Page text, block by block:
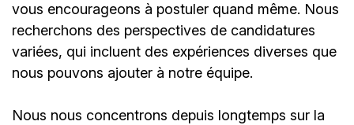
vous encourageons à postuler quand même. Nous
recherchons des perspectives de candidatures
variées, qui incluent des expériences diverses que
nous pouvons ajouter à notre équipe.
Nous nous concentrons depuis longtemps sur la